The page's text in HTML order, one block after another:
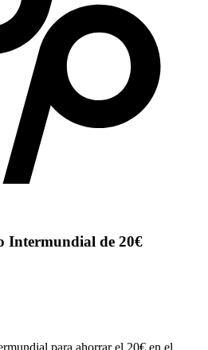
Intermundial de 20€